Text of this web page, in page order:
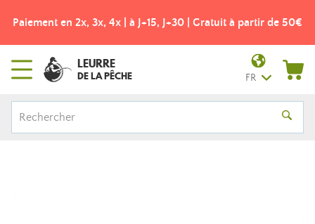
Paiement en 2x, 3x, 4x | à J+15, J+30 | Gratuit à partir de 50€
LEURRE
DE LA PÊCHE FR